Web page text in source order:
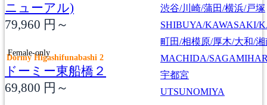
渋谷/川崎/蒲田/横浜/戸塚
SHIBUYA/KAWASAKI/
町田/相模原/厚木/大和/湘
MACHIDA/
宇都宮
UTSUNOMIYA
ニューアル)
79,960 円～
Female-only
Dormy Higashifunabashi 2
ドーミー東船橋２
69,800 円～